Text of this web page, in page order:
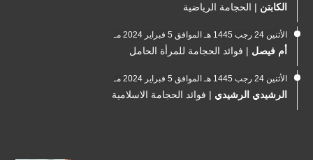
الكابتن | الحجامة الرياضية
الأثنين 24 رجب 1445 هـ الموافق 5 فبراير 2024 مـ
أم فيصل | فوائد الحجامة للمرأة الحامل
الأثنين 24 رجب 1445 هـ الموافق 5 فبراير 2024 مـ
الرشيدي الرشيدي | فوائد الحجامة الاسلامية